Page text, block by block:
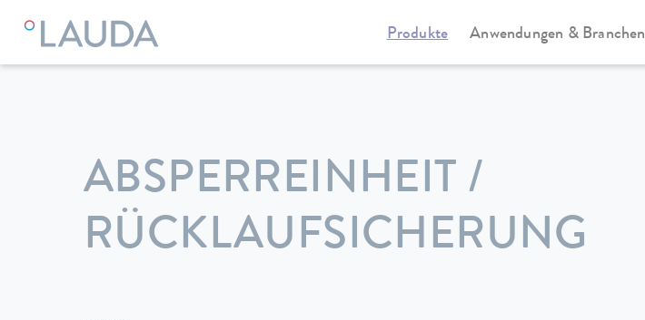
Produkte Anwendungen & Branchen
LAUDA Temperiergeräte
ABSPERREINHEIT /
RÜCKLAUFSICHERUNG